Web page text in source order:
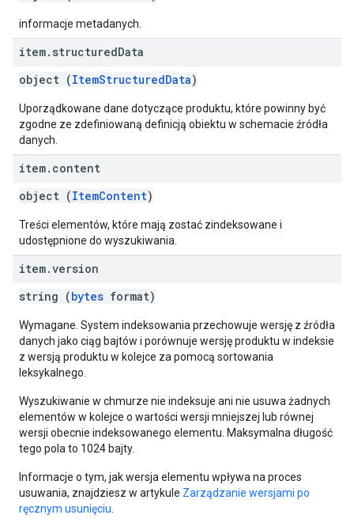
informacje metadanych.
item. structuredData
object (ItemStructuredData)
Uporządkowane dane dotyczące produktu, które powinny być
zgodne ze zdefiniowaną definicją obiektu w schemacie źródła
danych.
item. content
object (ItemContent)
Treści elementów, które mają zostać zindeksowane i
udostępnione do wyszukiwania.
item.version
string (bytes format)
Wymagane. System indeksowania przechowuje wersję z źródła
danych jako ciąg bajtów i porównuje wersję produktu w indeksie
z wersją produktu w kolejce za pomocą sortowania
leksykalnego.
Wyszukiwanie w chmurze nie indeksuje ani nie usuwa żadnych
elementów w kolejce o wartości wersji mniejszej lub równej
wersji obecnie indeksowanego elementu. Maksymalna długość
tego pola to 1024 bajty.
Informacje o tym, jak wersja elementu wpływa na proces
usuwania, znajdziesz w artykule Zarządzanie wersjami po
ręcznym usunięciu